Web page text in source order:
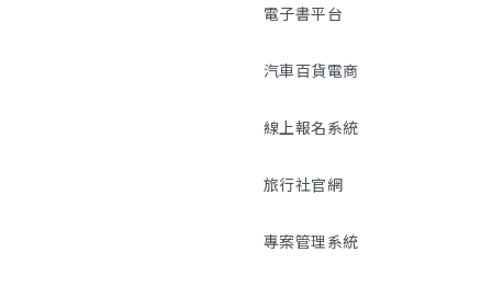
電子書平台
汽車百貨電商
線上報名系統
旅行社官網
專案管理系統